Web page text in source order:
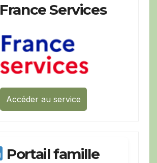
France Services
Accéder au service
Portail famille